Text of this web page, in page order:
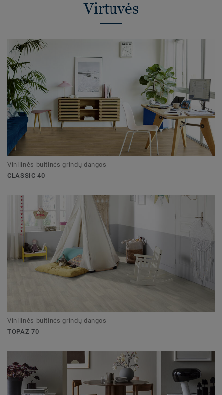
Virtuvės
Vinilinės buitinės grindų dangos
CLASSIC 40
Vinilinės buitinės grindų dangos
TOPAZ 70